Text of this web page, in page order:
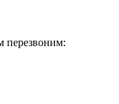
перезвоним: